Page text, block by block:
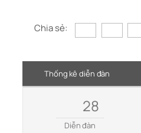
Chia sẻ:
Thống kê diễn đàn
28
Diễn đàn